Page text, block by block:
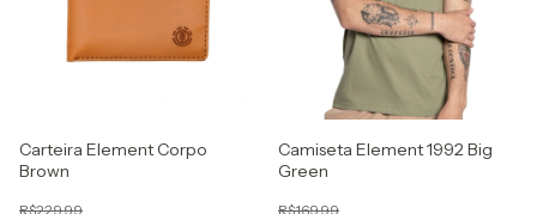
Carteira Element Corpo
Brown
R$229,99
Camiseta Element 1992 Big
Green
R$169,99